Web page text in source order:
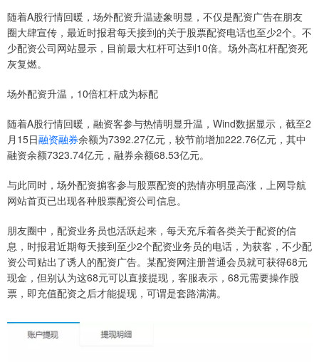
随着A股行情回暖，场外配资升温迹象明显，不仅是配资广告在朋友
圈大肆宣传，最近时报君每天接到的关于股票配资电话也至少2个。不
少配资公司网站显示，目前最大杠杆可达到10倍。场外高杠杆配资死
灰复燃。
场外配资升温，10倍杠杆成为标配
随着A股行情回暖，融资客参与热情明显升温，Wind数据显示，截至2
月15日融资融券余额为7392.27亿元，较节前增加222.76亿元，其中
融资余额7323.74亿元，融券余额68.53亿元。
与此同时，场外配资掮客参与股票配资的热情亦明显高涨，上网导航
网站首页已出现各种股票配资公司信息。
朋友圈中，配资业务员也活跃起来，每天充斥着各类关于配资的信
息，时报君近期每天接到至少2个配资业务员的电话，为获客，不少配
资公司贴出了诱人的配资广告。某配资网注册普通会员就可获得68元
现金，但别认为这68元可以直接提现，客服表示，68元需要操作股
票，即充值配资之后才能提现，可谓是套路满满。